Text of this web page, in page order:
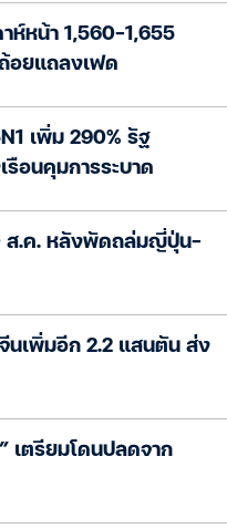
ห์หน้า 1,560-1,655
อยแถลงเฟด
เพิ่ม 290% รัฐ
รือนคุมการระบาด
ส.ค. หลังพัดถล่มญี่ปุ่น-
นเพิ่มอีก 2.2 แสนตัน ส่ง
เตรียมโดนปลดจาก